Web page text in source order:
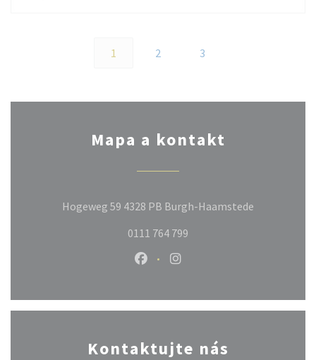
1 2 3
Mapa a kontakt
Hogeweg 59 4328 PB Burgh-Haamstede
0111 764 799
Facebook ((otevře se v novém
Instagram ((otevře se v
Kontaktujte nás